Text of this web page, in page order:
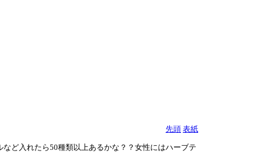
先頭 表紙
ど入れたら50種類以上あるかな？？女性にはハーブテ